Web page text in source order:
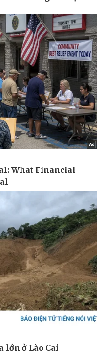
Thị trường
Giá vàng
Tiêu dùng
Tỷ giá
Chứng khoán
Giá cà phê